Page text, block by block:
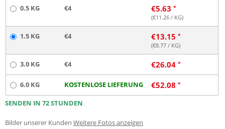
0.5 KG €4 €5.63
(€11.26 / KG)
1.5 KG €4 €13.15
(€8.77 / KG)
3.0 KG €4 €26.04
6.0 KG KOSTENLOSE LIEFERUNG €52.08
SENDEN IN 72 STUNDEN
Bilder unserer Kunden Weitere Fotos anzeigen